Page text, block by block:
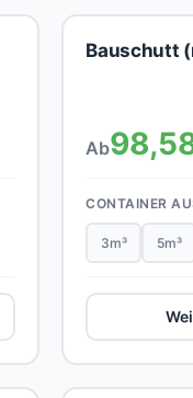
Bauschutt
Ab
CONTAINER
3m³ 5m³